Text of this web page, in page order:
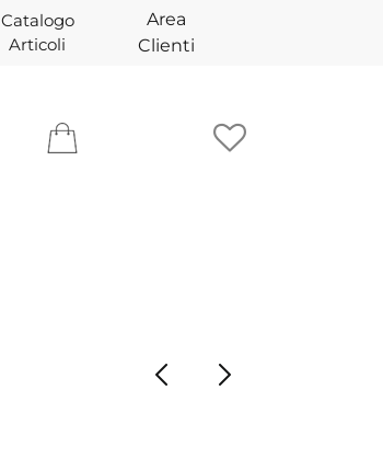
Catalogo
Articoli
Area
Clienti